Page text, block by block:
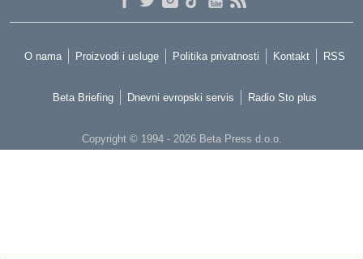
O nama Proizvodi i usluge Politika privatnosti Kontakt RSS
Beta Briefing Dnevni evropski servis Radio Sto plus
Copyright © 1994 - 2026 Beta Press d.o.o.